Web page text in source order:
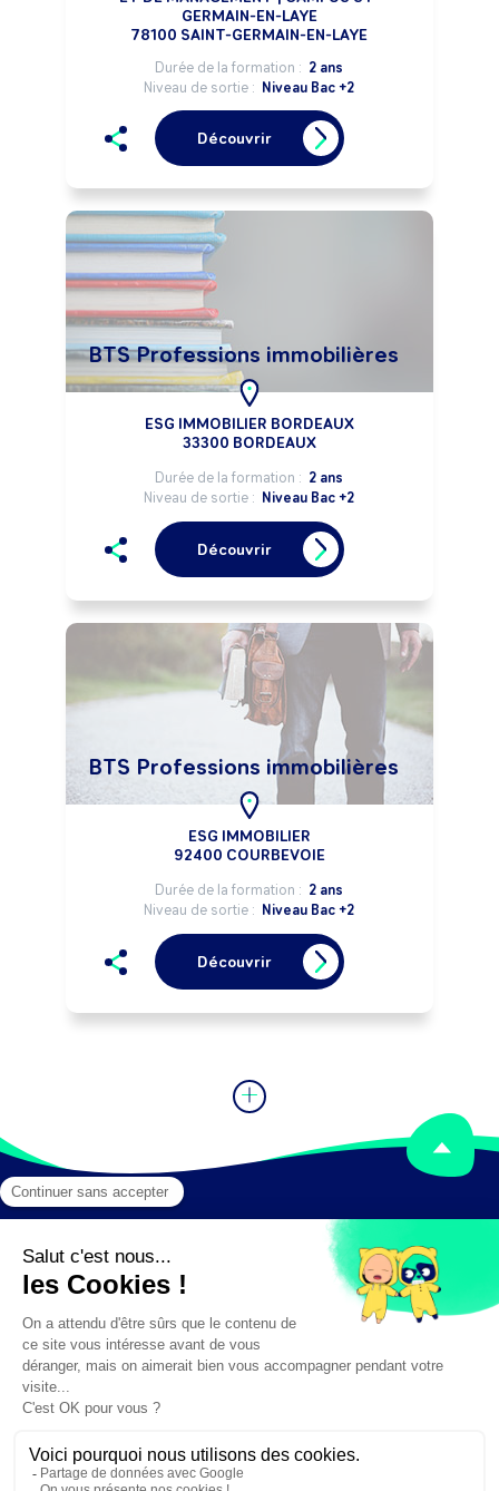
GERMAIN-EN-LAYE
78100 SAINT-GERMAIN-EN-LAYE
Durée de la formation : 2 ans
Niveau de sortie : Niveau Bac +2
Découvrir
BTS Professions immobilières
ESG IMMOBILIER BORDEAUX
33300 BORDEAUX
Durée de la formation : 2 ans
Niveau de sortie : Niveau Bac +2
Découvrir
BTS Professions immobilières
ESG IMMOBILIER
92400 COURBEVOIE
Durée de la formation : 2 ans
Niveau de sortie : Niveau Bac +2
Découvrir
Mentions légales